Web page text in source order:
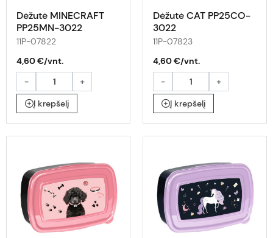
Dėžutė MINECRAFT
PP25MN-3022
11P-07822
4,60 €/vnt.
-
+
Į krepšelį
Dėžutė CAT PP25CO-
3022
11P-07823
4,60 €/vnt.
-
+
Į krepšelį